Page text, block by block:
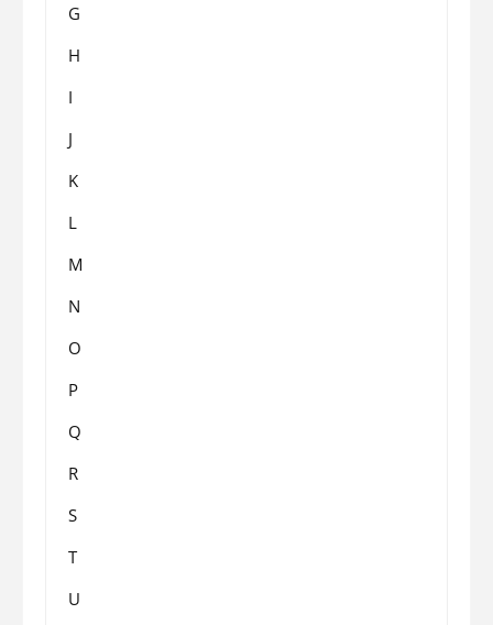
G
H
I
J
K
L
M
N
O
P
Q
R
S
T
U